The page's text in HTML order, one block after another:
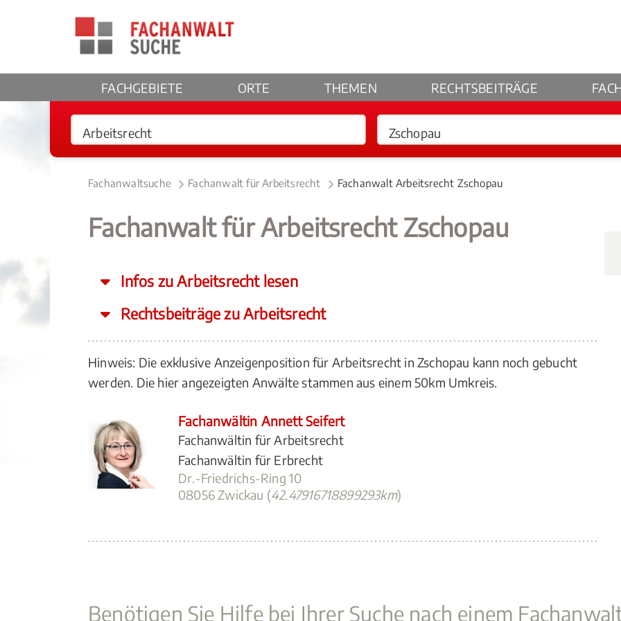
FACHGEBIETE ORTE THEMEN RECHTSBEITRÄGE
Fachanwaltsuche Fachanwalt für Arbeitsrecht Fachanwalt Arbeitsrecht Zschopau
Fachanwalt für Arbeitsrecht Zschopau
Infos zu Arbeitsrecht lesen
Rechtsbeiträge zu Arbeitsrecht
Hinweis: Die exklusive Anzeigenposition für Arbeitsrecht in Zschopau kann noch gebucht
werden. Die hier angezeigten Anwälte stammen aus einem 50km Umkreis.
Fachanwältin Annett Seifert
Fachanwältin für Arbeitsrecht
Fachanwältin für Erbrecht
Dr.-Friedrichs-Ring 10
08056 Zwickau (42.47916718899293km)
Benötigen Sie Hilfe bei Ihrer Suche nach einem